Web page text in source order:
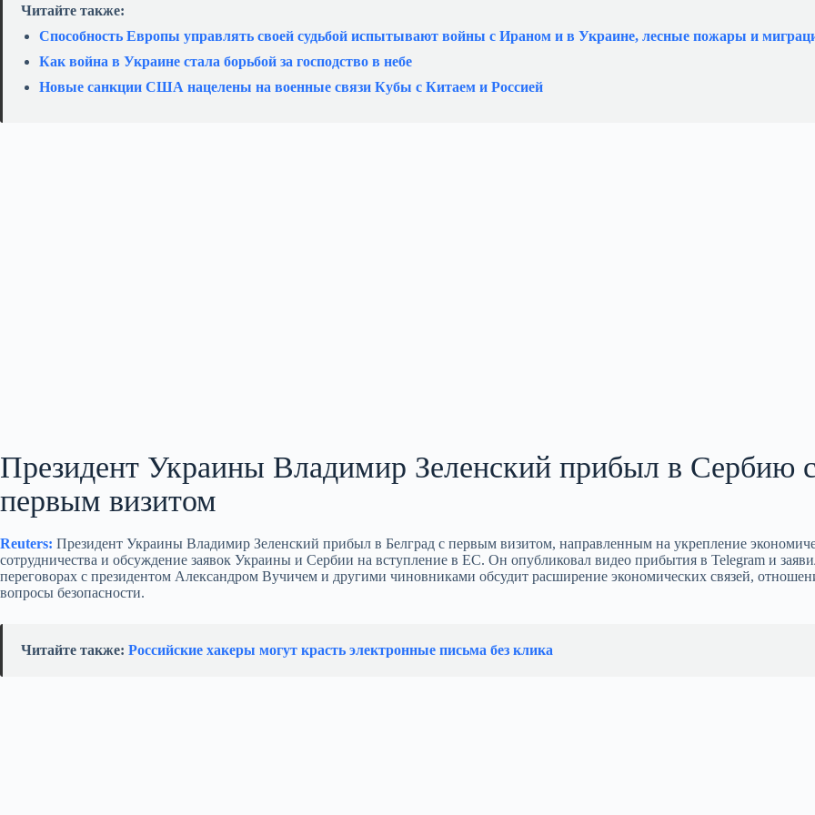
Читайте также:
Способность Европы управлять своей судьбой испытывают войны с Ираном и в Украине, лесные пожары и
Как война в Украине стала борьбой за господство в небе
Новые санкции США нацелены на военные связи Кубы с Китаем и Россией
Президент Украины Владимир Зеленский прибыл в Сербию
первым визитом
Reuters: Президент Украины Владимир Зеленский прибыл в Белград с первым визитом, направленным на укрепление
сотрудничества и обсуждение заявок Украины и Сербии на вступление в ЕС. Он опубликовал видео прибытия в Telegram и
переговорах с президентом Александром Вучичем и другими чиновниками обсудит расширение экономических связей,
вопросы безопасности.
Читайте также: Российские хакеры могут красть электронные письма без клика